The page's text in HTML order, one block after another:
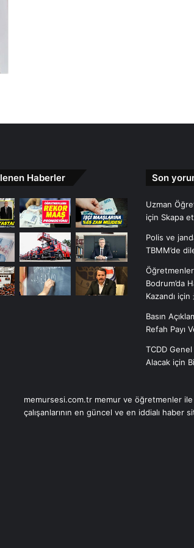
Haberler Son
Uzman
için Skapa
Polis ve
TBMM’de
Bodrum’da
Kazandı için
Basın
Refah Payı
TCDD
Alacak için
memursesi.com.tr memur ve öğretmenler ile
çalışanlarının en güncel ve en iddialı haber